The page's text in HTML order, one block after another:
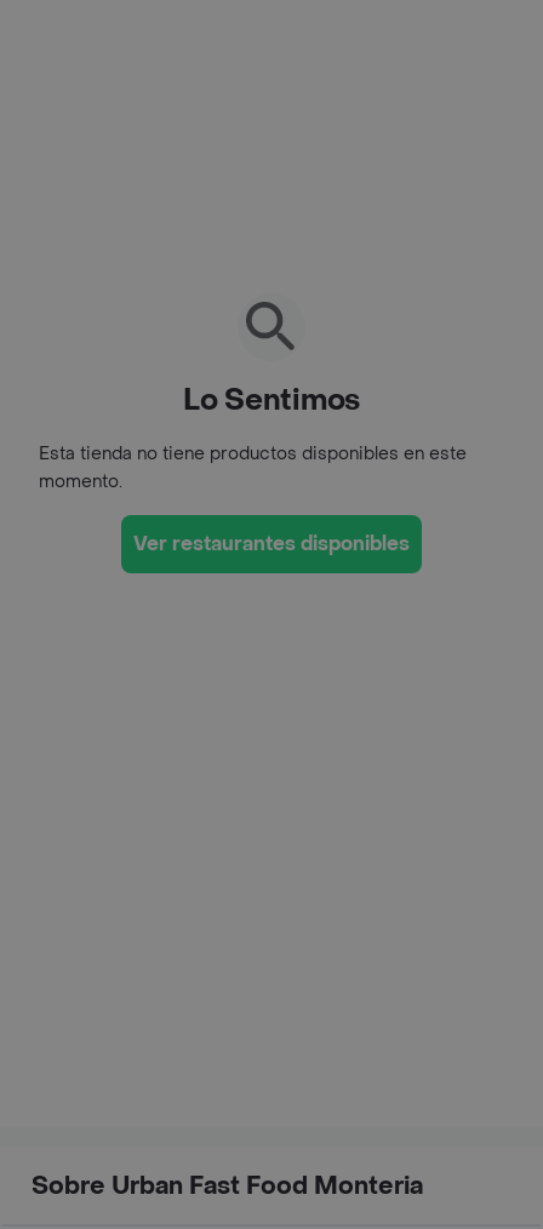
Lo Sentimos
Esta tienda no tiene productos disponibles en este
momento.
Ver restaurantes disponibles
Sobre Urban Fast Food Monteria